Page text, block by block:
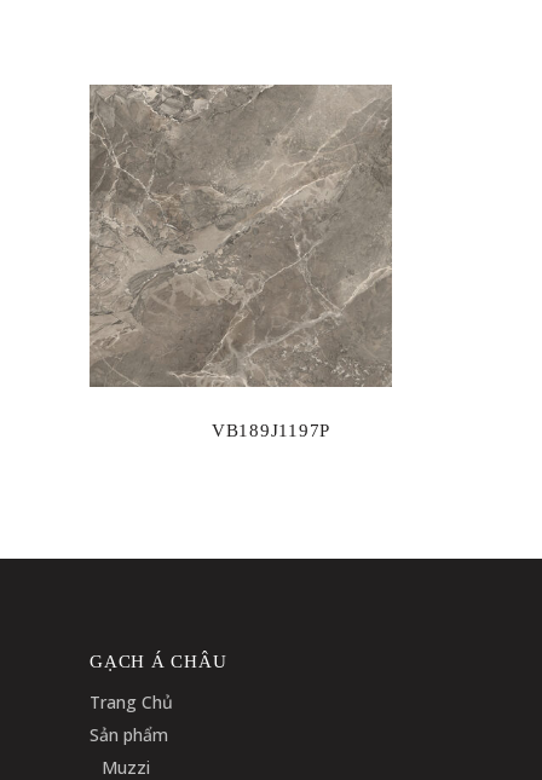
VB189J1197P
GẠCH Á CHÂU
Trang Chủ
Sản phẩm
Muzzi